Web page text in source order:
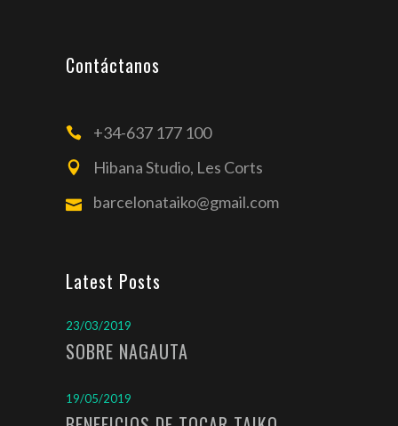
Contáctanos
+34-637 177 100
Hibana Studio, Les Corts
barcelonataiko@gmail.com
Latest Posts
23/03/2019
SOBRE NAGAUTA
19/05/2019